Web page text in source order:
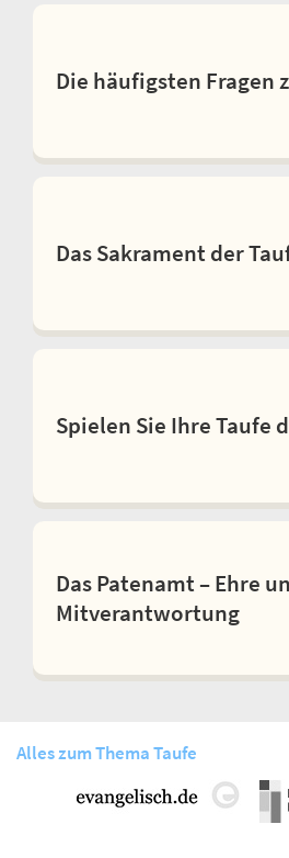
Die häufigsten Fragen
Das Sakrament der
Spielen Sie Ihre Taufe
Das Patenamt – Ehre
Mitverantwortung
Alles zum Thema Taufe